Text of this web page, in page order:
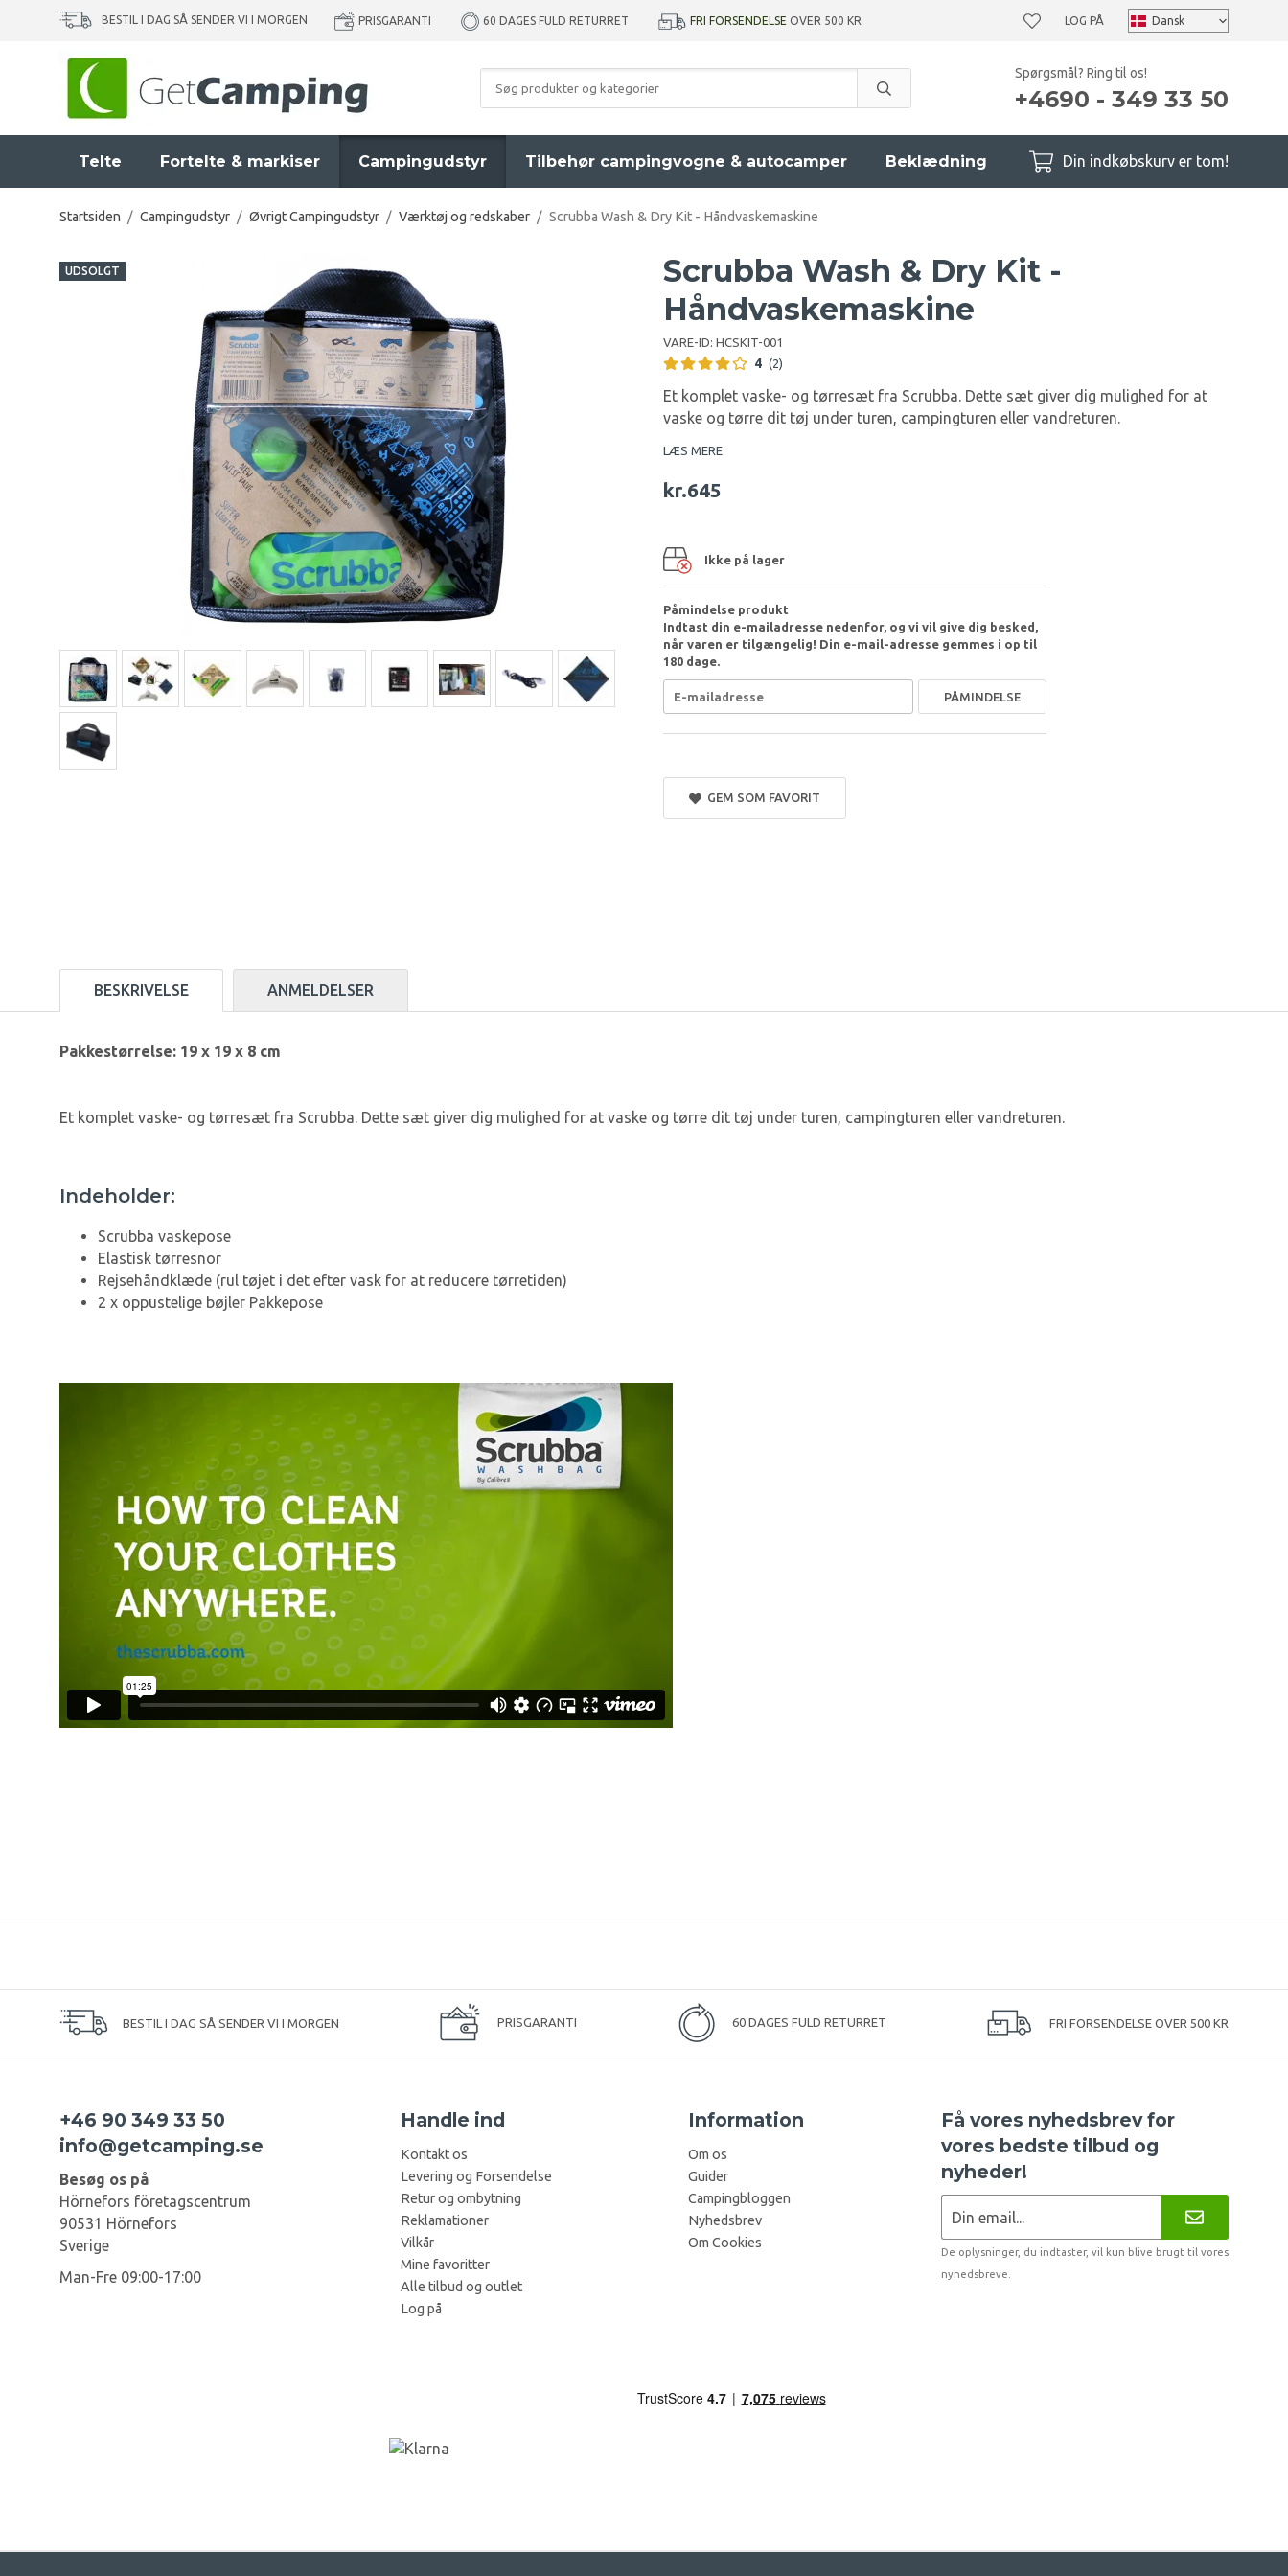
BESTIL I DAG SÅ SENDER VI I MORGEN PRISGARANTI 60 DAGES FULD RETURRET FRI FORSENDELSE OVER 500 KR LOG PÅ
Spørgsmål? Ring til os!
+4690 - 349 33 50
Telte Fortelte & markiser Campingudstyr Tilbehør campingvogne & autocamper Beklædning Din indkøbskurv er tom!
Startsiden / Campingudstyr / Øvrigt Campingudstyr / Værktøj og redskaber / Scrubba Wash & Dry Kit - Håndvaskemaskine
UDSOLGT
Scrubba Wash & Dry Kit -
Håndvaskemaskine
VARE-ID: HCSKIT-001
4 (2)
Et komplet vaske- og tørresæt fra Scrubba. Dette sæt giver dig mulighed for at
vaske og tørre dit tøj under turen, campingturen eller vandreturen.
LÆS MERE
kr.645
Ikke på lager
Påmindelse produkt
Indtast din e-mailadresse nedenfor, og vi vil give dig besked,
når varen er tilgængelig! Din e-mail-adresse gemmes i op til
180 dage.
PÅMINDELSE
GEM SOM FAVORIT
BESKRIVELSE ANMELDELSER
Pakkestørrelse: 19 x 19 x 8 cm
Et komplet vaske- og tørresæt fra Scrubba. Dette sæt giver dig mulighed for at vaske og tørre dit tøj under turen, campingturen eller vandreturen.
Indeholder:
Scrubba vaskepose
Elastisk tørresnor
Rejsehåndklæde (rul tøjet i det efter vask for at reducere tørretiden)
2 x oppustelige bøjler Pakkepose
BESTIL I DAG SÅ SENDER VI I MORGEN PRISGARANTI 60 DAGES FULD RETURRET FRI FORSENDELSE OVER 500 KR
+46 90 349 33 50
info@getcamping.se
Besøg os på
Hörnefors företagscentrum
90531 Hörnefors
Sverige
Man-Fre 09:00-17:00
Handle ind
Kontakt os
Levering og Forsendelse
Retur og ombytning
Reklamationer
Vilkår
Mine favoritter
Alle tilbud og outlet
Log på
Information
Om os
Guider
Campingbloggen
Nyhedsbrev
Om Cookies
Få vores nyhedsbrev for
vores bedste tilbud og
nyheder!
De oplysninger, du indtaster, vil kun blive brugt til vores
nyhedsbreve.